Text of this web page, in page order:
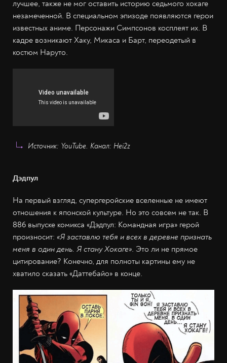
лучшее, также не мог оставить историю седьмого хокаге
незамеченной. В специальном эпизоде появляются герои
известных аниме. Персонажи Симпсонов косплеят их. В
кадре возникают Хаку, Микаса и Барт, переодетый в
костюм Наруто.
Источник: YouTube. Канал: Hei2z
Дэдпул
На первый взгляд, супергеройские вселенные не имеют
отношения к японской культуре. Но это совсем не так. В
886 выпуске комикса «Дэдпул: Командная игра» герой
произносит: «Я заставлю тебя и всех в деревне признать
меня в один день. Я стану Хокаге». Это ли не прямое
цитирование? Конечно, для полноты картины ему не
хватило сказать «Даттебайо» в конце.